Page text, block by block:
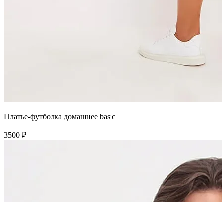
Платье-футболка домашнее basic
3500 ₽